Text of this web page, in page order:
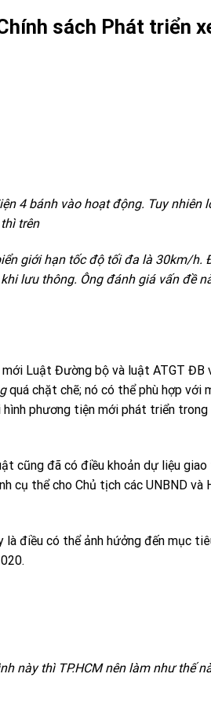
sách Phát triển
4 bánh vào hoạt động. Tuy
trên
giới hạn tốc độ tối đa là 30km/h.
lưu thông. Ông đánh giá vấn đề
Luật Đường bộ và luật ATGT ĐB
quá chặt chẽ; nó có thể phù hợp với
phương tiện mới phát triển trong
cũng đã có điều khoản dự liệu giao
cụ thể cho Chủ tịch các UNBND và
là điều có thể ảnh hứởng đến mục
này thì TP.HCM nên làm như thế